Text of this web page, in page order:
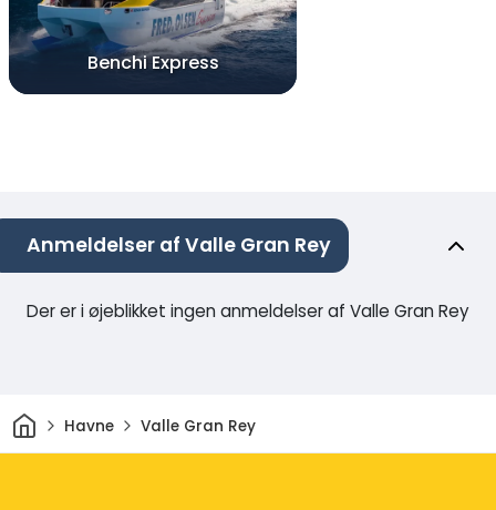
Benchi Express
Anmeldelser af Valle Gran Rey
Der er i øjeblikket ingen anmeldelser af Valle Gran Rey
HjemHavne Valle Gran Rey